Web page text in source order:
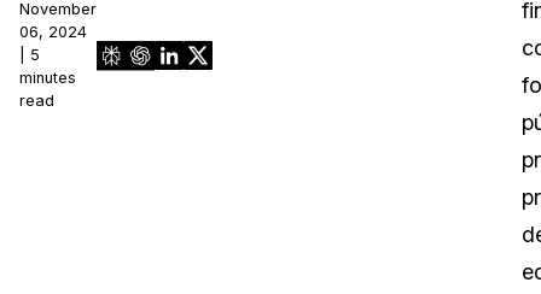
November
06, 2024
| 5
minutes
read